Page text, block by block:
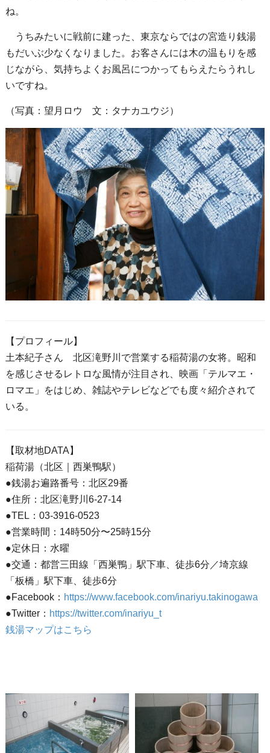
ね。
うちみたいに戦前に建った、東京ならではの宮造り銭湯
もだいぶ少なくなりました。お客さんには木の温もりを感
じながら、気持ちよくお風呂につかってもらえたらうれし
いですね。
（写真：望月ロウ 文：タナカユウジ）
【プロフィール】
土本紀子さん 北区滝野川で営業する稲荷湯の女将。昭和
を感じさせるレトロな風情が注目され、映画「テルマエ・
ロマエ」をはじめ、雑誌やテレビなどでも度々紹介されて
いる。
【取材地DATA】
稲荷湯（北区｜西巣鴨駅）
●銭湯お遍路番号：北区29番
●住所：北区滝野川6-27-14
●TEL：03-3916-0523
●営業時間：14時50分〜25時15分
●定休日：水曜
●交通：都営三田線「西巣鴨」駅下車、徒歩6分／埼京線
「板橋」駅下車、徒歩6分
●Facebook： https://www.facebook.com/inariyu.takinogawa
●Twitter： https://twitter.com/inariyu_t
銭湯マップはこちら